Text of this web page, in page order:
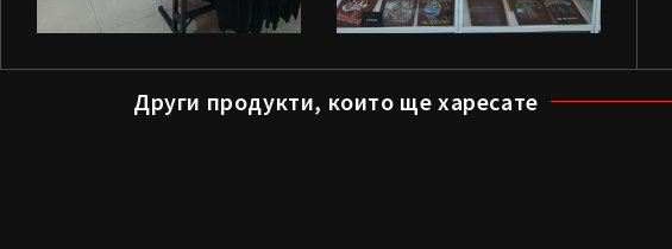
Други продукти, които ще харесате